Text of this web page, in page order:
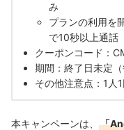
み
プランの利用を
で10秒以上通話
クーポンコード：
期間：終了日未定（
その他注意点：1人1
本キャンペーンは、
「